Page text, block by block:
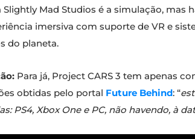
Slightly Mad Studios é a simulação,
imersiva com suporte de VR e
do planeta.
Para já, Project CARS 3 tem apenas
obtidas pelo portal Future Behind: “
PS4, Xbox One e PC, não havendo, à